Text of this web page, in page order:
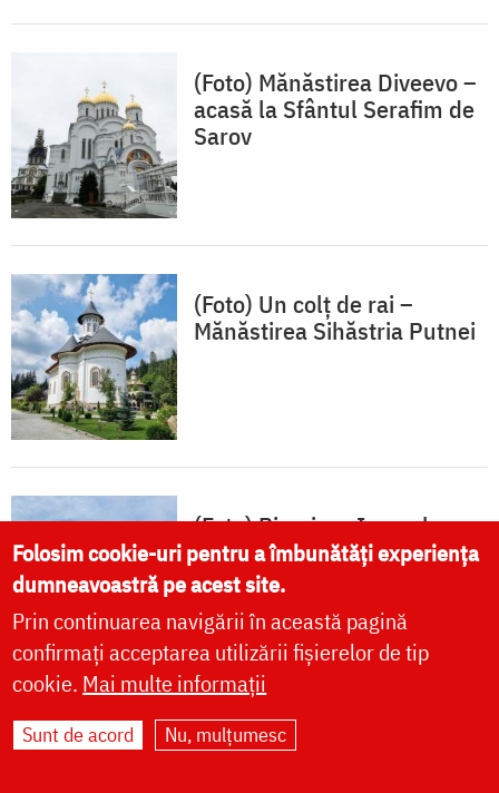
(Foto) Mănăstirea Diveevo –
acasă la Sfântul Serafim de
Sarov
(Foto) Un colț de rai –
Mănăstirea Sihăstria Putnei
(Foto) Biserica „Izvorul
Tămăduirii” de la
Mănăstirea Sihăstria Putnei
(Foto) Acasă la Sfântul
Folosim cookie-uri pentru a îmbunătăți experiența
dumneavoastră pe acest site.
Prin continuarea navigării în această pagină
confirmați acceptarea utilizării fișierelor de tip
cookie. Mai multe informații
Sunt de acord Nu, mulțumesc